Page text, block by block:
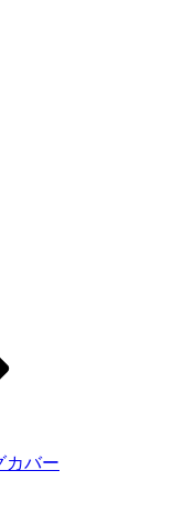
カバー